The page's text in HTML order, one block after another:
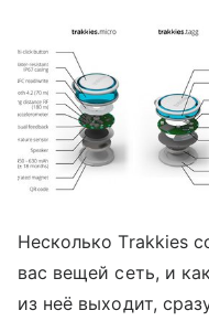
Несколько Trakkies
вас вещей сеть, и
из неё выходит,